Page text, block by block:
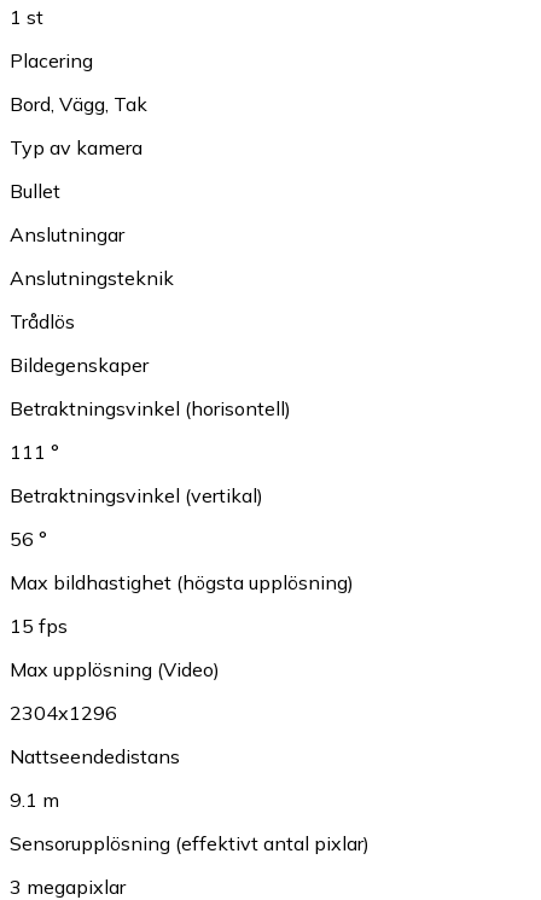
1 st
Placering
Bord Vägg Tak
Typ av kamera
Bullet
Anslutningar
Anslutningsteknik
Trådlös
Bildegenskaper
Betraktningsvinkel (horisontell)
111 °
Betraktningsvinkel (vertikal)
56 °
Max bildhastighet (högsta upplösning)
15 fps
Max upplösning (Video)
2304x1296
Nattseendedistans
9.1 m
Sensorupplösning (effektivt antal pixlar)
3 megapixlar